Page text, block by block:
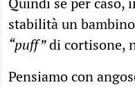
stabilità un
“puff”di cortisone,
Pensiamo con